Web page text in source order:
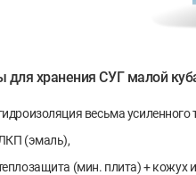
для хранения СУГ малой
весьма
(эмаль),
(мин. плита) +